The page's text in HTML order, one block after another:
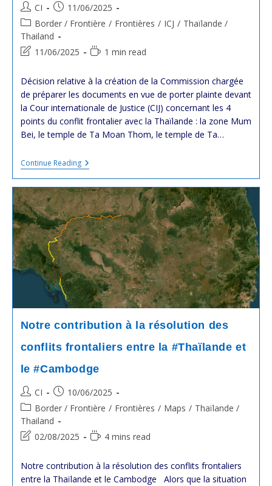
Post
author:
CI
Post
published:
11/06/2025
Post
category:
Border / Frontière / Frontières / ICJ / Thaïlande /
Thailand
Post
modified:
11/06/2025
Reading1 min read
Décision relative à la création de la Commission chargée
de préparer les documents en vue de porter plainte devant
la Cour internationale de Justice (CIJ) concernant les 4
points du conflit frontalier avec la Thaïlande : la zone Mum
Bei, le temple de Ta Moan Thom, le temple de Ta…
Continue Reading#Cambodge
:
Création
De
La
Commission
Chargée
De
Préparer
Les
Documents
En
Vue
De
Porter
Plainte
Devant
La
Internationale
Justice
(CIJ)
Notre contribution à la résolution des
conflits frontaliers entre la #Thaïlande et
le #Cambodge
Post
author:
CI
Post
published:
10/06/2025
Post
category:
Border / Frontière / Frontières / Maps / Thaïlande /
Thailand
Post
modified:
02/08/2025
Reading4 mins read
Notre contribution à la résolution des conflits frontaliers
entre la Thaïlande et le Cambodge Alors que la situation